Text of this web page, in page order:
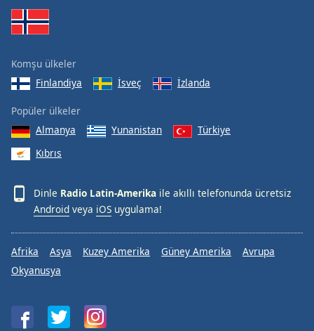
Komşu ülkeler
Finlandiya
İsveç İzlanda
Popüler ülkeler
Almanya
Yunanistan
Türkiye
Kıbrıs
Dinle Radio Latin-Amerika ile akıllı telefonunda ücretsiz
Android veya iOS uygulama!
Afrika Asya Kuzey Amerika Güney Amerika
Avrupa
Okyanusya